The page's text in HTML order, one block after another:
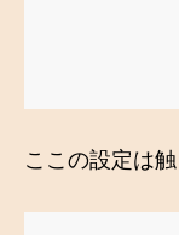
ここの設定は